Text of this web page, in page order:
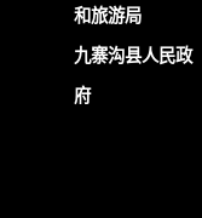
和旅游局
九寨沟县人民政
府